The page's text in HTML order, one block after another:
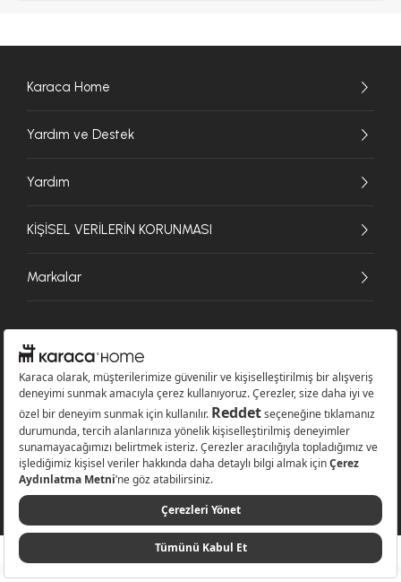
Karaca Home
Yardım ve Destek
Yardım
KİŞİSEL VERİLERİN KORUNMASI
Markalar
© 2026 Karaca Home Collection Tekstil Sanayi ve Ticaret A.Ş. - Tüm hakları
saklıdır.